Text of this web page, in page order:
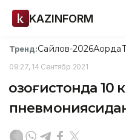
KAZINFORM
Тренд:Сайлов-2026Ақорда
09:27, 14 Сентябр 2021
Қозоғистонда